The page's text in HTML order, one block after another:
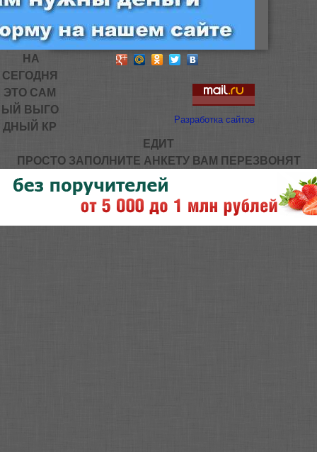
Разработка сайтов
НА
СЕГОДНЯ
ЭТО САМ
ЫЙ ВЫГО
ДНЫЙ КР
ЕДИТ
ПРОСТО ЗАПОЛНИТЕ АНКЕТУ ВАМ ПЕРЕЗВОНЯТ